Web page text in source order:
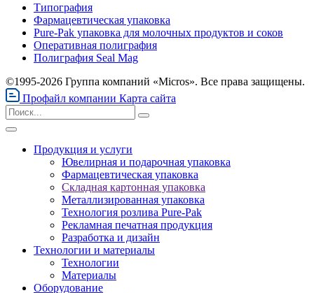
Типография
Фармацевтическая упаковка
Pure-Pak упаковка для молочных продуктов и соков
Оперативная полиграфия
Полиграфия Seal Mag
©1995-2026 Группа компаний «Micros». Все права защищены.
Профайл компании Карта сайта
Продукция и услуги
Ювелирная и подарочная упаковка
Фармацевтическая упаковка
Складная картонная упаковка
Металлизированная упаковка
Технология розлива Pure-Pak
Рекламная печатная продукция
Разработка и дизайн
Технологии и материалы
Технологии
Материалы
Оборудование